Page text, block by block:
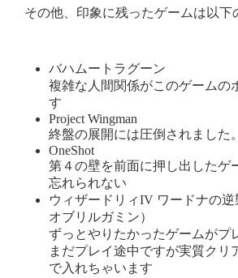
その他、印象に残ったゲームは以下
バハムートラグーン
複雑な人間関係がこのゲームの
す
Project Wingman
終盤の展開には圧倒されました
OneShot
第４の壁を前面に押し出したゲ
忘れられない
ウィザードリィIV ワードナの
オブリルガミン）
ずっとやりたかったゲームがプ
まだプレイ途中ですが実質クリ
で入れちゃいます